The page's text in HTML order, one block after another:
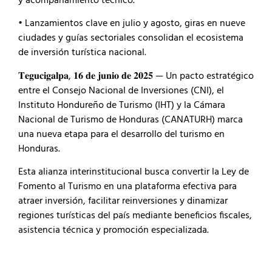
• Lanzamientos clave en julio y agosto, giras en nueve
ciudades y guías sectoriales consolidan el ecosistema
de inversión turística nacional.
𝐓𝐞𝐠𝐮𝐜𝐢𝐠𝐚𝐥𝐩𝐚, 𝟏𝟔 𝐝𝐞 𝐣𝐮𝐧𝐢𝐨 𝐝𝐞 𝟐𝟎𝟐𝟓 — Un pacto estratégico
entre el Consejo Nacional de Inversiones (CNI), el
Instituto Hondureño de Turismo (IHT) y la Cámara
Nacional de Turismo de Honduras (CANATURH) marca
una nueva etapa para el desarrollo del turismo en
Honduras.
Esta alianza interinstitucional busca convertir la Ley de
Fomento al Turismo en una plataforma efectiva para
atraer inversión, facilitar reinversiones y dinamizar
regiones turísticas del país mediante beneficios fiscales,
asistencia técnica y promoción especializada.